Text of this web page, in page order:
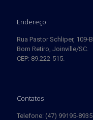
Endereço
Rua Pastor Schliper, 109-B
Bom Retiro, Joinville/SC.
CEP: 89.222-515.
Contatos
Telefone: (47) 99195-8935